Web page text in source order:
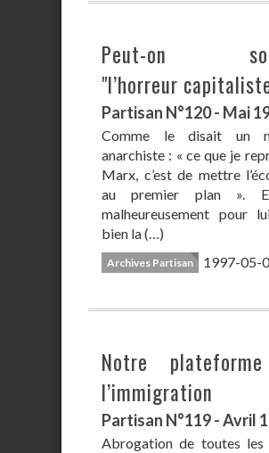
Peut-on
"l’horreur
Partisan N°120 - Mai
Comme le disait un
anarchiste : « ce que je
Marx, c’est de mettre
au premier plan ».
malheureusement pour
bien la (…)
Archives Partisan 1997-05-
Notre
l’immigration
Partisan N°119 - Avril
Abrogation de toutes